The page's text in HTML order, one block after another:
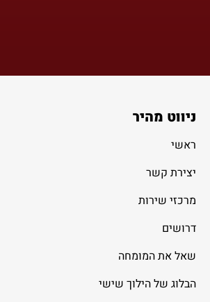
ניווט מהיר
ראשי
יצירת קשר
מרכזי שירות
דרושים
שאל את המומחה
הבלוג של הילוך שישי